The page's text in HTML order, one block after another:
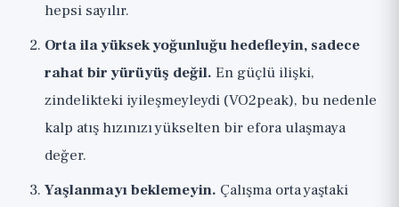
hepsi sayılır.
Orta ila yüksek yoğunluğu hedefleyin, sadece
rahat bir yürüyüş değil. En güçlü ilişki,
zindelikteki iyileşmeyleydi (VO2peak), bu nedenle
kalp atış hızınızı yükselten bir efora ulaşmaya
değer.
Yaşlanmayı beklemeyin. Çalışma orta yaştaki